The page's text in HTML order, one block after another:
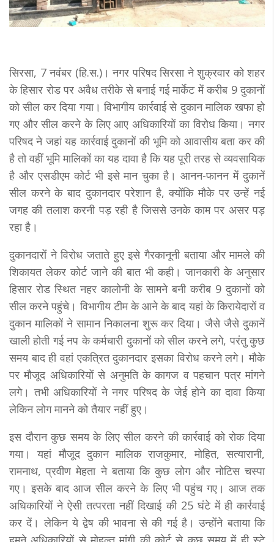
सिरसा, 7 नवंबर (हि.स.)। नगर परिषद सिरसा ने शुक्रवार को शहर
के हिसार रोड पर अवैध तरीके से बनाई गई मार्केट में करीब 9 दुकानों
को सील कर दिया गया। विभागीय कार्रवाई से दुकान मालिक खफा हो
गए और सील करने के लिए आए अधिकारियों का विरोध किया। नगर
परिषद ने जहां यह कार्रवाई दुकानों की भूमि को आवासीय बता कर की
है तो वहीं भूमि मालिकों का यह दावा है कि यह पूरी तरह से व्यवसायिक
है और एसडीएम कोर्ट भी इसे मान चुका है। आनन-फानन में दुकानें
सील करने के बाद दुकानदार परेशान है, क्योंकि मौके पर उन्हें नई
जगह की तलाश करनी पड़ रही है जिससे उनके काम पर असर पड़
रहा है।
दुकानदारों ने विरोध जताते हुए इसे गैरकानूनी बताया और मामले की
शिकायत लेकर कोर्ट जाने की बात भी कही। जानकारी के अनुसार
हिसार रोड स्थित नहर कालोनी के सामने बनी करीब 9 दुकानों को
सील करने पहुंचे। विभागीय टीम के आने के बाद यहां के किरायेदारों व
दुकान मालिकों ने सामान निकालना शुरू कर दिया। जैसे जैसे दुकानें
खाली होती गई नप के कर्मचारी दुकानों को सील करने लगे, परंतु कुछ
समय बाद ही वहां एकत्रित दुकानदार इसका विरोध करने लगे। मौके
पर मौजूद अधिकारियों से अनुमति के कागज व पहचान पत्र मांगने
लगे। तभी अधिकारियों ने नगर परिषद के जेई होने का दावा किया
लेकिन लोग मानने को तैयार नहीं हुए।
इस दौरान कुछ समय के लिए सील करने की कार्रवाई को रोक दिया
गया। यहां मौजूद दुकान मालिक राजकुमार, मोहित, सत्यारानी,
रामनाथ, प्रवीण मेहता ने बताया कि कुछ लोग और नोटिस चस्पा
गए। इसके बाद आज सील करने के लिए भी पहुंच गए। आज तक
अधिकारियों ने ऐसी तत्परता नहीं दिखाई की 25 घंटे में ही कार्रवाई
कर दें। लेकिन ये द्वेष की भावना से की गई है। उन्होंने बताया कि